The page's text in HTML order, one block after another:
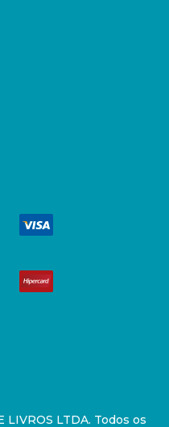
LIVROS LTDA. Todos os